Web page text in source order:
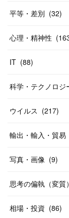
平等・差別 (32)
心理・精神性 (
IT (88)
科学・テクノロジ
ウイルス (217)
輸出・輸入・貿易
写真・画像 (9)
思考の偏執（変質
相場・投資 (86)